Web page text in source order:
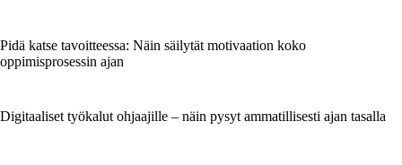
Pidä katse tavoitteessa: Näin säilytät motivaation koko
oppimisprosessin ajan
Digitaaliset työkalut ohjaajille – näin pysyt ammatillisesti ajan tasalla